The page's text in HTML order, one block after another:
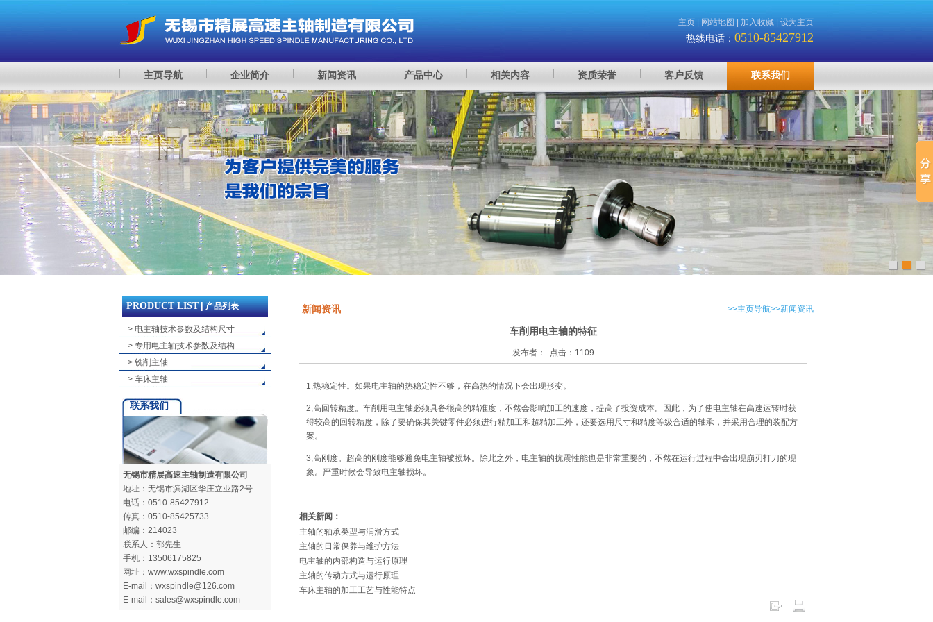
主页 网站地图 加入收藏 设为主页
热线电话： 0510-85427912
主页导航 企业简介 新闻资讯 产品中心 相关内容 资质荣誉 客户反馈 联系我们
PRODUCT LIST | 产品列表
> 电主轴技术参数及结构尺寸
> 专用电主轴技术参数及结构
> 铣削主轴
> 车床主轴
联系我们
无锡市精展高速主轴制造有限公司
地址：无锡市滨湖区华庄立业路2号
电话：0510-85427912
传真：0510-85425733
邮编：214023
联系人：郁先生
手机：13506175825
网址：www.wxspindle.com
E-mail：wxspindle@126.com
E-mail：sales@wxspindle.com
新闻资讯 >>主页导航>>新闻资讯
车削用电主轴的​特征
发布者： 点击：1109
1,热稳定性。如果电主轴的热稳定性不够，在高热的情况下会出现形变。
2,高回转精度。车削用电主轴必须具备很高的精准度，不然会影响加工的速度，提高了投资成本。因此，为了使电主轴在高速运转时获
得较高的回转精度，除了要确保其关键零件必须进行精加工和超精加工外，还要选用尺寸和精度等级合适的轴承，并采用合理的装配方
案。
3,高刚度。超高的刚度能够避免电主轴被损坏。除此之外，电主轴的抗震性能也是非常重要的，不然在运行过程中会出现崩刃打刀的现
象。严重时候会导致电主轴损坏。
相关新闻：
主轴的轴承类型与润滑方式
主轴的日常保养与维护方法
电主轴的内部构造与运行原理
主轴的传动方式与运行原理
车床主轴的加工工艺与性能特点